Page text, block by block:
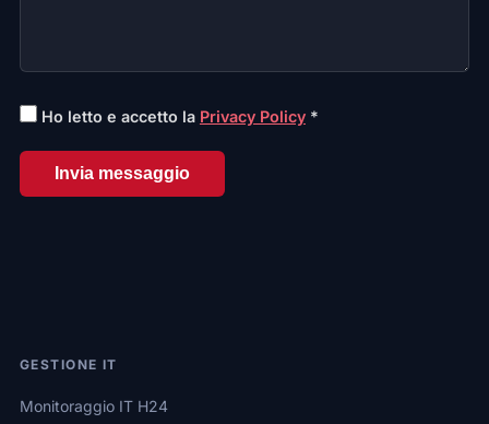
Ho letto e accetto la Privacy Policy*
Invia messaggio
GESTIONE IT
Monitoraggio IT H24